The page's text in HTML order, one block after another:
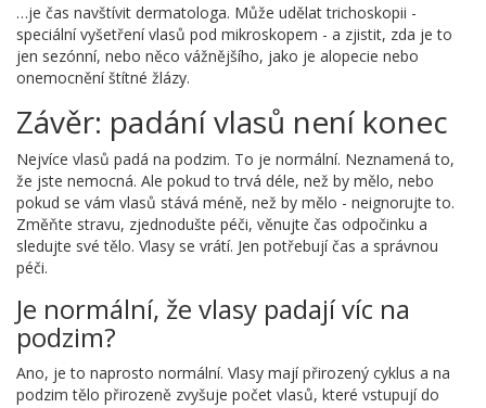
…je čas navštívit dermatologa. Může udělat trichoskopii -
speciální vyšetření vlasů pod mikroskopem - a zjistit, zda je to
jen sezónní, nebo něco vážnějšího, jako je alopecie nebo
onemocnění štítné žlázy.
Závěr: padání vlasů není konec
Nejvíce vlasů padá na podzim. To je normální. Neznamená to,
že jste nemocná. Ale pokud to trvá déle, než by mělo, nebo
pokud se vám vlasů stává méně, než by mělo - neignorujte to.
Změňte stravu, zjednodušte péči, věnujte čas odpočinku a
sledujte své tělo. Vlasy se vrátí. Jen potřebují čas a správnou
péči.
Je normální, že vlasy padají víc na
podzim?
Ano, je to naprosto normální. Vlasy mají přirozený cyklus a na
podzim tělo přirozeně zvyšuje počet vlasů, které vstupují do